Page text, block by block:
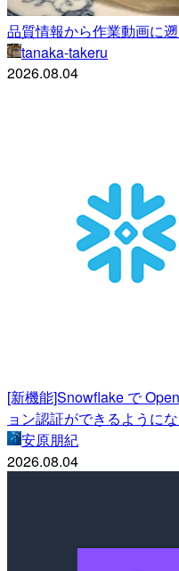
品質情報から作業動画に
tanaka-takeru
2026.08.04
[新機能]Snowflake で
ョン認証ができるように
安原朋紀
2026.08.04